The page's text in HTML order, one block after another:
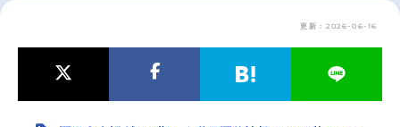
更新：2026-06-16